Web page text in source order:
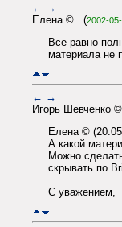
← →
Елена © (2002-
Все равно
материала не
← →
Игорь Шевченко
Елена ©
А какой
Можно
скрывать по
С уважением,